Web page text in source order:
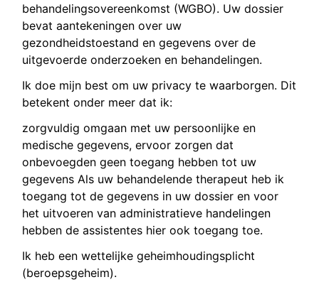
behandelingsovereenkomst (WGBO). Uw dossier
bevat aantekeningen over uw
gezondheidstoestand en gegevens over de
uitgevoerde onderzoeken en behandelingen.
Ik doe mijn best om uw privacy te waarborgen. Dit
betekent onder meer dat ik:
zorgvuldig omgaan met uw persoonlijke en
medische gegevens, ervoor zorgen dat
onbevoegden geen toegang hebben tot uw
gegevens Als uw behandelende therapeut heb ik
toegang tot de gegevens in uw dossier en voor
het uitvoeren van administratieve handelingen
hebben de assistentes hier ook toegang toe.
Ik heb een wettelijke geheimhoudingsplicht
(beroepsgeheim).